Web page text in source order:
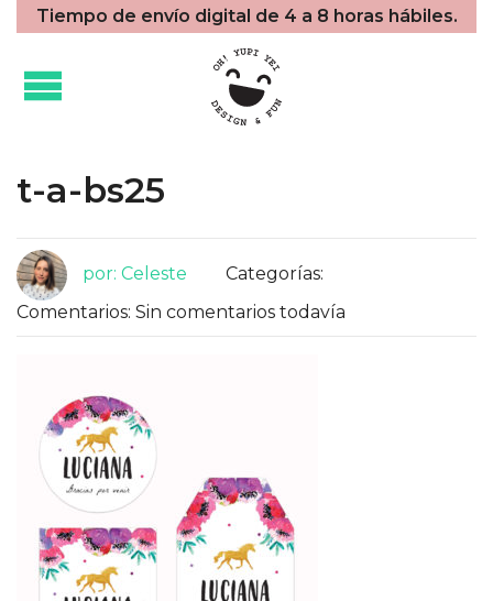
Tiempo de envío digital de 4 a 8 horas hábiles.
t-a-bs25
por: Celeste
Categorías:
Comentarios: Sin comentarios todavía